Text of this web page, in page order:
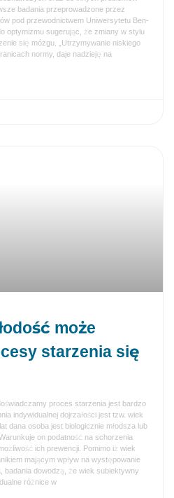
badania przeprowadzone przez
pod przewodnictwem Uniwersytetu Ben-
optymizmu sugerując, że zmiany w stylu
się mózgu. „Utrzymywanie niskiego
normy, daje nadzieję na
może
starzenia się
proces starzenia jest bardzo
indywidualnej dojrzałości jest tzw. wiek
dana osoba jest biologicznie młodsza lub
on podatność na schorzenia
ich prewencji. Pomimo iż wiek
mającym wpływ na występowanie
dowodzą, że wiek subiektywny
różnice w